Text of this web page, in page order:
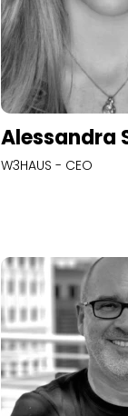
Alessandra
W3HAUS - CEO